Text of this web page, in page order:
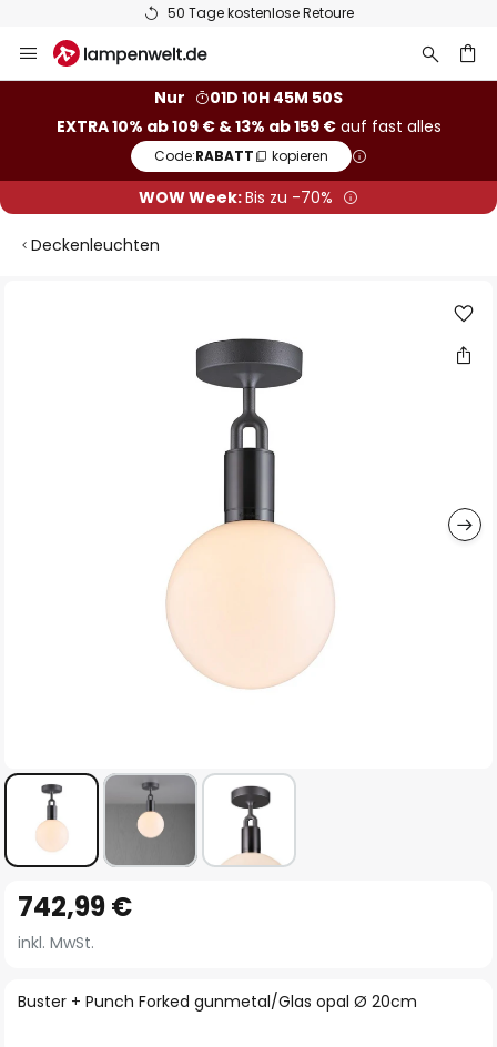
50 Tage kostenlose Retoure
Inhalt
Nur
01D 10H 45M 49S
EXTRA 10% ab 109 € & 13% ab 159 €auf fast alles
Code:RABATT kopieren
WOW Week:Bis zu -70%
Deckenleuchten
Anfang
der
springen
Buster + Punch Forked gunmetal/Glas opal Ø 20cm
742,99 €
inkl. MwSt.